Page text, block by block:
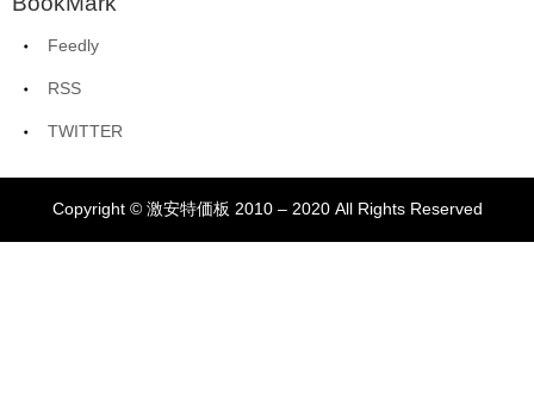
Feedly
RSS
TWITTER
Copyright © 激安特価板 2010 – 2020 All Rights Reserved